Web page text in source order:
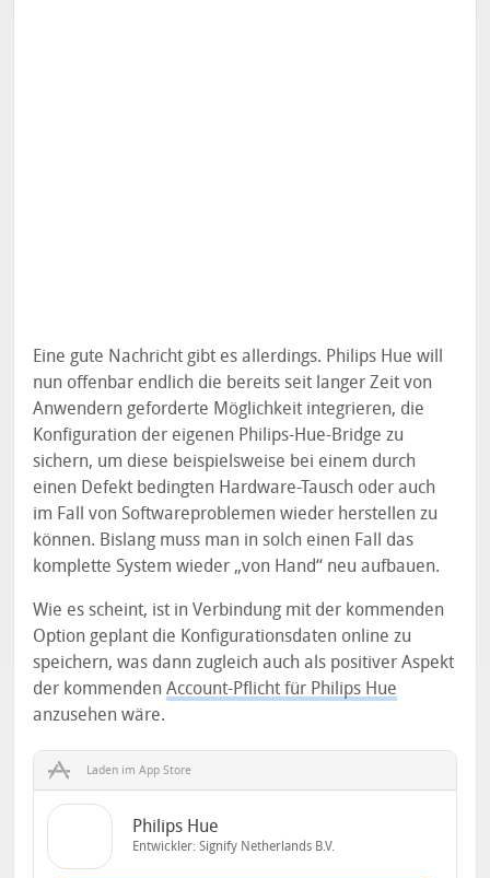
Eine gute Nachricht gibt es allerdings. Philips Hue will
nun offenbar endlich die bereits seit langer Zeit von
Anwendern geforderte Möglichkeit integrieren, die
Konfiguration der eigenen Philips-Hue-Bridge zu
sichern, um diese beispielsweise bei einem durch
einen Defekt bedingten Hardware-Tausch oder auch
im Fall von Softwareproblemen wieder herstellen zu
können. Bislang muss man in solch einen Fall das
komplette System wieder „von Hand“ neu aufbauen.
Wie es scheint, ist in Verbindung mit der kommenden
Option geplant die Konfigurationsdaten online zu
speichern, was dann zugleich auch als positiver Aspekt
der kommendenAccount-Pflicht für Philips Hue
anzusehen wäre.
Laden im App Store
Philips Hue
Entwickler:Signify Netherlands B.V.